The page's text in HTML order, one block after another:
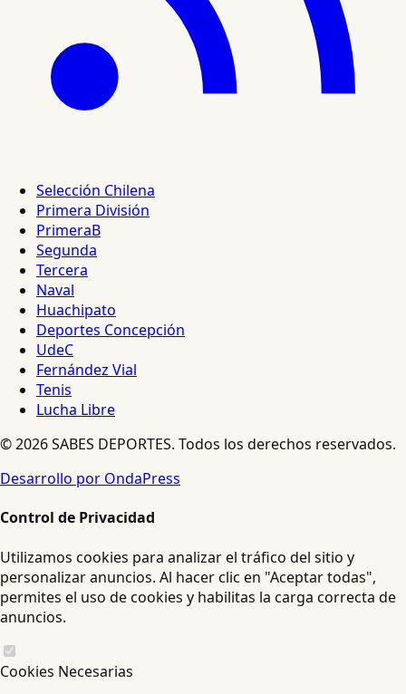
Selección Chilena
Primera División
PrimeraB
Segunda
Tercera
Naval
Huachipato
Deportes Concepción
UdeC
Fernández Vial
Tenis
Lucha Libre
© 2026 SABES DEPORTES. Todos los derechos reservados.
Desarrollo por OndaPress
Control de Privacidad
Utilizamos cookies para analizar el tráfico del sitio y
personalizar anuncios. Al hacer clic en "Aceptar todas",
permites el uso de cookies y habilitas la carga correcta de
anuncios.
Cookies Necesarias